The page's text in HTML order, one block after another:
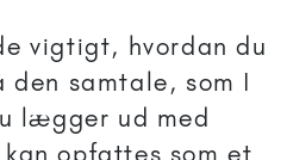
vigtigt, hvordan du
samtale, som I
lægger ud med
opfattes som et